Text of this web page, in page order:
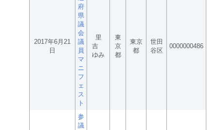
2017年6月21
日
府
県
議
会
議
員
マ
ニ
フ
ェ
ス
ト
里
吉
ゆみ
東
京
都
東京
都
世田
谷区
0000000486
参
議